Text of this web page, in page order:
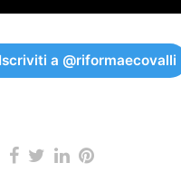
Iscriviti a @riformaecovalli